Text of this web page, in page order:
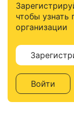
чтобы
организации
Войти